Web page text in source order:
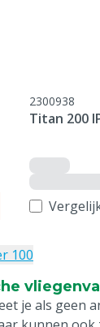
2300938
Titan 200
100
je als geen